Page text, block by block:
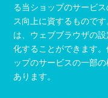
る当ショップのサービ
ス向上に資するもので
は、ウェブブラウザの
化することができます
ップのサービスの一部
あります。